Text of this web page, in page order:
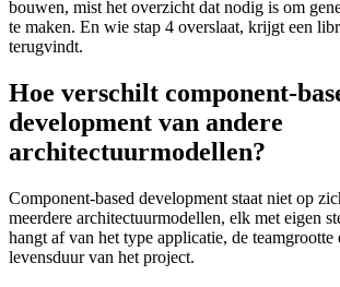
bouwen, mist het overzicht dat nodig is om
te maken. En wie stap 4 overslaat, krijgt een
terugvindt.
Hoe verschilt component-
development van andere
architectuurmodellen?
Component-based development staat niet op
meerdere architectuurmodellen, elk met eigen
hangt af van het type applicatie, de teamgrootte
levensduur van het project.